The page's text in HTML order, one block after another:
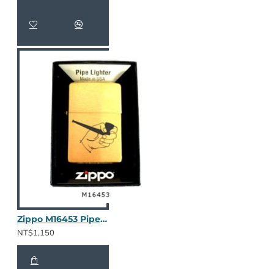
Zippo M16453 Pipe in Hand
NT$1,150